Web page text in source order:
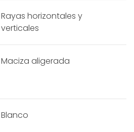
Rayas horizontales y
verticales
Maciza aligerada
Blanco